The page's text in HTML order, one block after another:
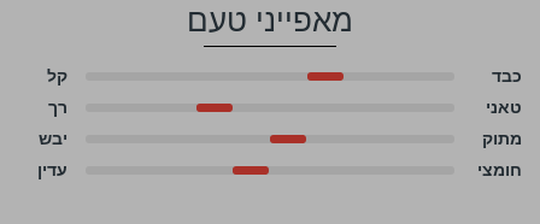
מאפייני טעם
כבד
קל
טאני
רך
מתוק
יבש
חומצי
עדין